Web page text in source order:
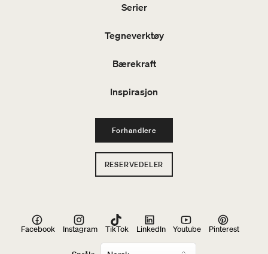
Serier
Tegneverktøy
Bærekraft
Inspirasjon
Forhandlere
RESERVEDELER
Facebook Instagram TikTok LinkedIn Youtube Pinterest